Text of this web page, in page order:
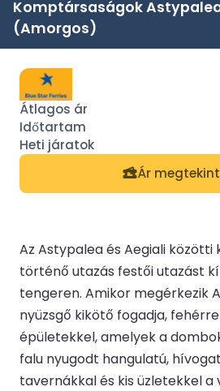
Komptársaságok
(Amorgos)
Ár
Az Astypalea és Aegiali közötti
történő utazás festői utazást
tengeren. Amikor megérkezik
nyüzsgő kikötő fogadja,
épületekkel, amelyek a
falu nyugodt hangulatú,
tavernákkal és kis üzletekkel a